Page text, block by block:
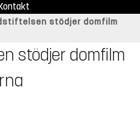
stödjer domfilm
stödjer domfilm